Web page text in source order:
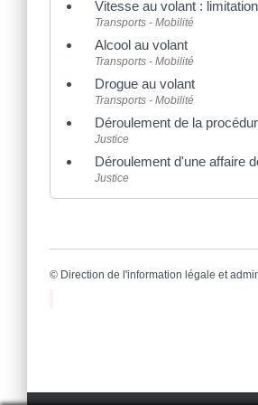
Vitesse au volant :
Transports - Mobilité
Alcool au volant
Transports - Mobilité
Drogue au volant
Transports - Mobilité
Déroulement de la
Justice
Déroulement d'une affaire
Justice
© Direction de l'information légale et